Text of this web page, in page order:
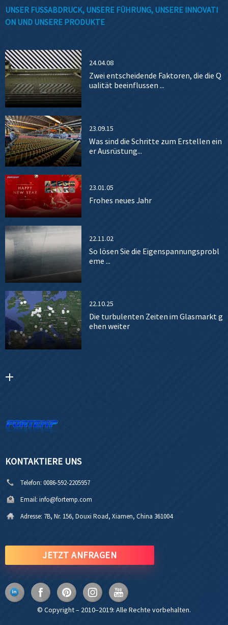
UNSER FUSSABDRUCK, UNSERE FÜHRUNG, UNSERE INNOVATIO
N UND UNSERE PRODUKTE
24.04.08
Zwei entscheidende Faktoren, die die Q
ualität beeinflussen ...
23.09.15
Was sind die Schritte zum Erstellen ein
er Ausrüstung...
23.01.05
Frohes neues Jahr
22.11.02
So lösen Sie die Eigenspannungsprobl
eme ...
22.10.25
Die turbulenten Zeiten im Glasmarkt g
ehen weiter
KONTAKTIERE UNS
Telefon: 0086-592-2205957
Email: info@fortemp.com
Adresse: 7B, Nr. 156, Douxi Road, Xiamen, China 361004
JETZT ANFRAGEN
© Copyright – 2010–2019: Alle Rechte vorbehalten.